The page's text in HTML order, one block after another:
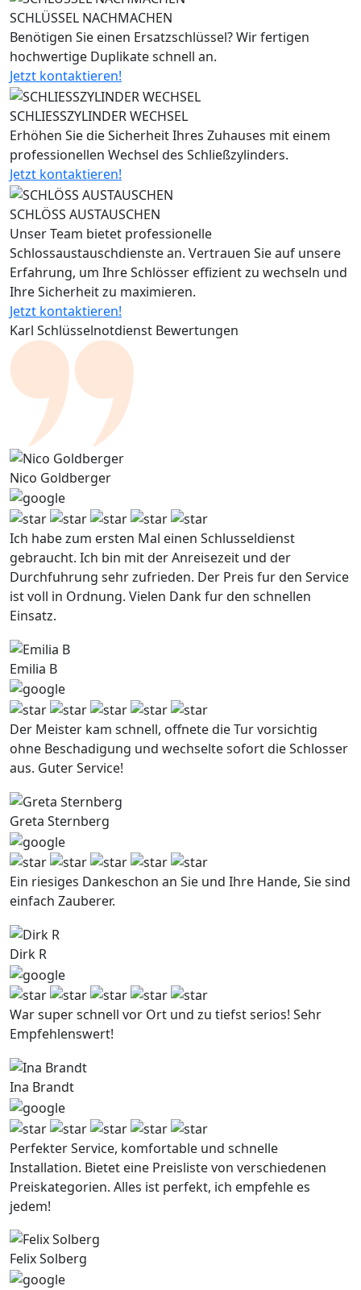
SCHLÜSSEL NACHMACHEN
Benötigen Sie einen Ersatzschlüssel? Wir fertigen
hochwertige Duplikate schnell an.
Jetzt kontaktieren!
SCHLIESSZYLINDER WECHSEL
Erhöhen Sie die Sicherheit Ihres Zuhauses mit einem
professionellen Wechsel des Schließzylinders.
Jetzt kontaktieren!
SCHLÖSS AUSTAUSCHEN
Unser Team bietet professionelle
Schlossaustauschdienste an. Vertrauen Sie auf unsere
Erfahrung, um Ihre Schlösser effizient zu wechseln und
Ihre Sicherheit zu maximieren.
Jetzt kontaktieren!
Karl Schlüsselnotdienst Bewertungen
Nico Goldberger
Ich habe zum ersten Mal einen Schlusseldienst
gebraucht. Ich bin mit der Anreisezeit und der
Durchfuhrung sehr zufrieden. Der Preis fur den Service
ist voll in Ordnung. Vielen Dank fur den schnellen
Einsatz.
Emilia B
Der Meister kam schnell, offnete die Tur vorsichtig
ohne Beschadigung und wechselte sofort die Schlosser
aus. Guter Service!
Greta Sternberg
Ein riesiges Dankeschon an Sie und Ihre Hande, Sie sind
einfach Zauberer.
Dirk R
War super schnell vor Ort und zu tiefst serios! Sehr
Empfehlenswert!
Ina Brandt
Perfekter Service, komfortable und schnelle
Installation. Bietet eine Preisliste von verschiedenen
Preiskategorien. Alles ist perfekt, ich empfehle es
jedem!
Felix Solberg